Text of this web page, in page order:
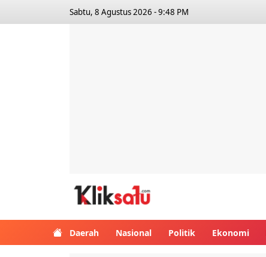
Sabtu, 8 Agustus 2026 - 9:48 PM
Daerah Nasional Politik Ekonomi